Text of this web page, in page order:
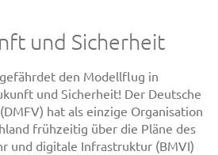
und Sicherheit
den Modellflug in
und Sicherheit! Der Deutsche
hat als einzige Organisation
frühzeitig über die Pläne des
und digitale Infrastruktur (BMVI)